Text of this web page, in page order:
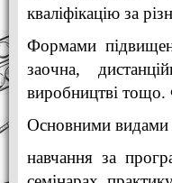
кваліфікацію за
Формами
заочна,
виробництві тощо.
Основними видами
навчання за